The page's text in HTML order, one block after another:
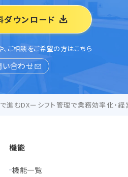
ダウンロード
ご相談をご希望の方はこちら
い合わせ
進むDXーシフト管理で業務効率化・
機能
機能一覧